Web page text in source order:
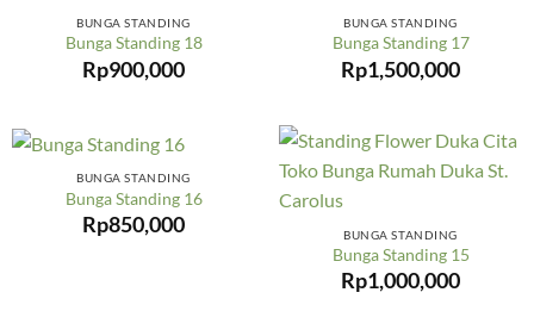
BUNGA STANDING
Bunga Standing 18
Rp900,000
BUNGA STANDING
Bunga Standing 17
Rp1,500,000
BUNGA STANDING
Bunga Standing 16
Rp850,000 BUNGA STANDING
Bunga Standing 15
Rp1,000,000